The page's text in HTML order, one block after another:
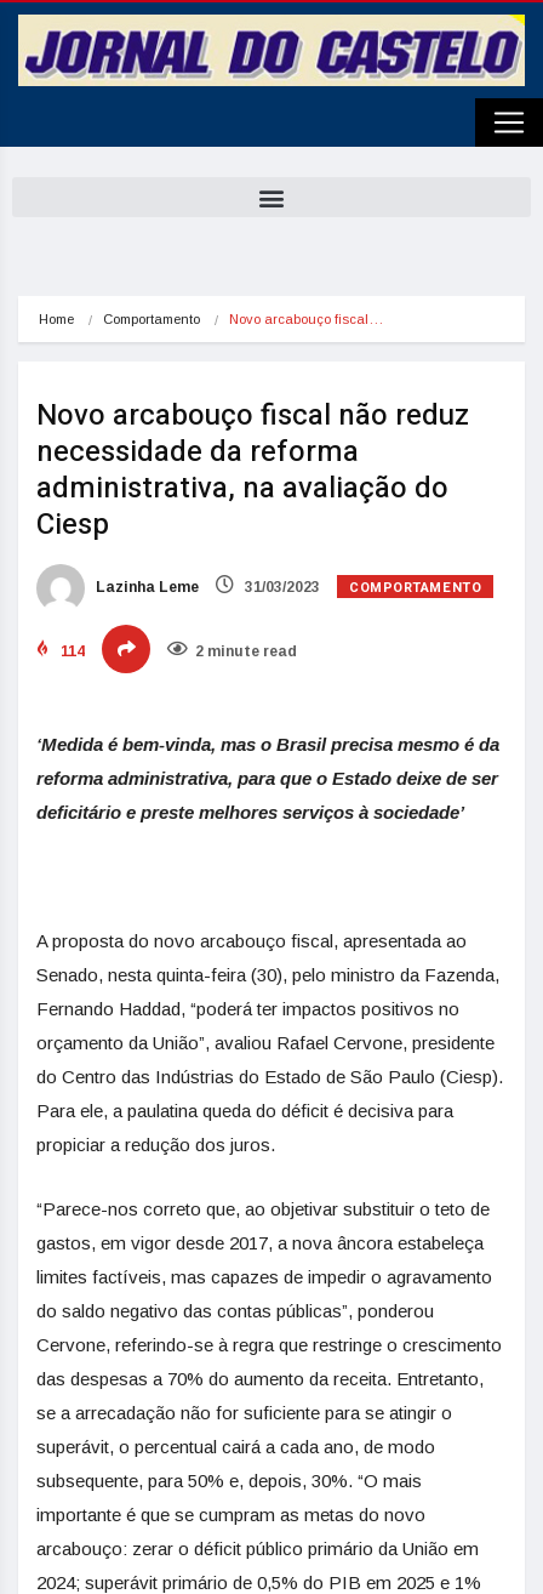
Home Comportamento Novo arcabouço fiscal…
Novo arcabouço fiscal não reduz
necessidade da reforma
administrativa, na avaliação do
Ciesp
Lazinha Leme 31/03/2023 COMPORTAMENTO
114 2 minute read
‘Medida é bem-vinda, mas o Brasil precisa mesmo é da
reforma administrativa, para que o Estado deixe de ser
deficitário e preste melhores serviços à sociedade’
A proposta do novo arcabouço fiscal, apresentada ao
Senado, nesta quinta-feira (30), pelo ministro da Fazenda,
Fernando Haddad, “poderá ter impactos positivos no
orçamento da União”, avaliou Rafael Cervone, presidente
do Centro das Indústrias do Estado de São Paulo (Ciesp).
Para ele, a paulatina queda do déficit é decisiva para
propiciar a redução dos juros.
“Parece-nos correto que, ao objetivar substituir o teto de
gastos, em vigor desde 2017, a nova âncora estabeleça
limites factíveis, mas capazes de impedir o agravamento
do saldo negativo das contas públicas”, ponderou
Cervone, referindo-se à regra que restringe o crescimento
das despesas a 70% do aumento da receita. Entretanto,
se a arrecadação não for suficiente para se atingir o
superávit, o percentual cairá a cada ano, de modo
subsequente, para 50% e, depois, 30%. “O mais
importante é que se cumpram as metas do novo
arcabouço: zerar o déficit público primário da União em
2024; superávit primário de 0,5% do PIB em 2025 e 1%